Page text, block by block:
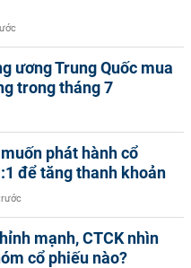
ương Trung Quốc mua
trong tháng 7
phát hành cổ
để tăng thanh khoản
mạnh, CTCK nhìn
cổ phiếu nào?